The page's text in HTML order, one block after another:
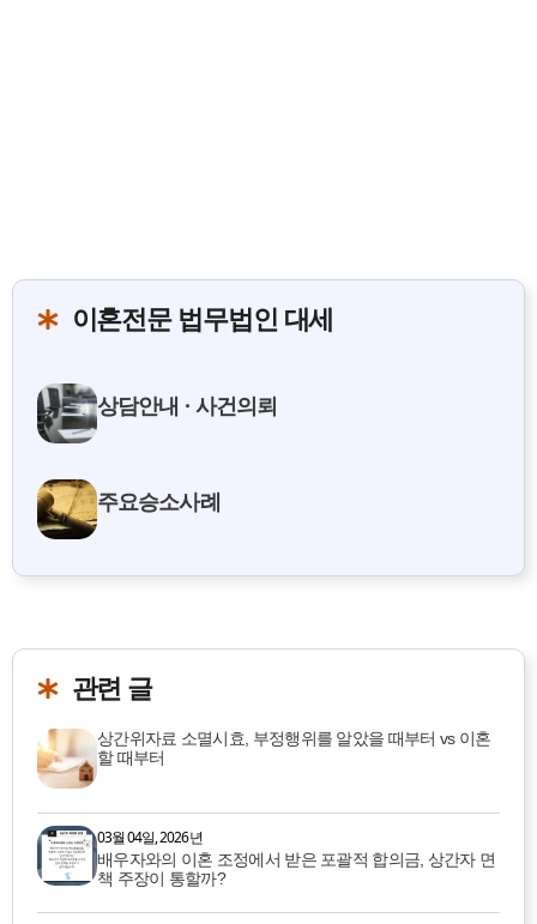
이혼전문 법무법인 대세
상담안내 · 사건의뢰
주요승소사례
관련 글
상간위자료 소멸시효, 부정행위를 알았을 때부터 vs 이혼
할 때부터
03월 04일, 2026년
배우자와의 이혼 조정에서 받은 포괄적 합의금, 상간자 면
책 주장이 통할까?